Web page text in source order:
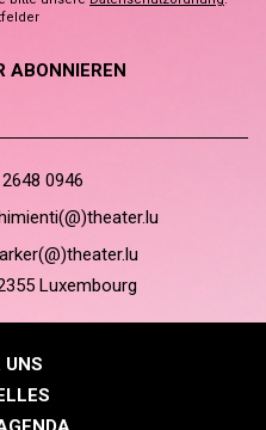
ABONNIEREN
0946
Luxembourg
UNS